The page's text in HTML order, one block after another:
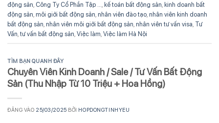
động sản Công Ty Cổ Phần Tập ... kế toán bất động sản kinh doanh bất
động sản môi giới bất động sản nhân viên đào tạo nhân viên kinh doanh
bất động sản nhân viên môi giới bất động sản nhân viên tư vấn visa Tư
Vấn tư vấn bất động sản Việc làm Việc làm Hà Nội
TÌM BẠN QUANH ĐÂY
Chuyên Viên Kinh Doanh / Sale / Tư Vấn Bất Động
Sản (Thu Nhập Từ 10 Triệu + Hoa Hồng)
ĐĂNG VÀO 25/03/2025 BỞI HOPDONGTINHYEU